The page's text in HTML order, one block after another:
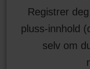
Registrer
pluss-innhold
selv om